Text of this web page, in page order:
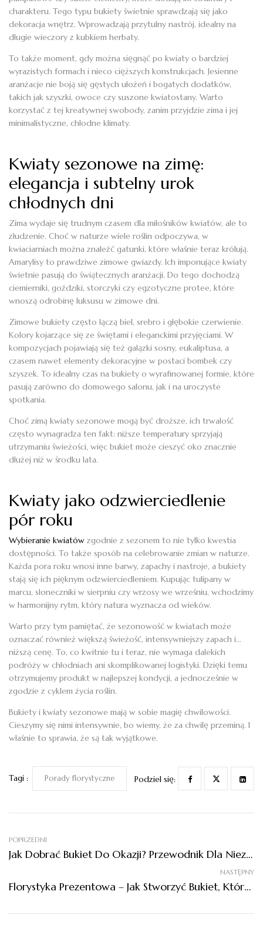
charakteru. Tego typu bukiety świetnie sprawdzają się jako
dekoracja wnętrz. Wprowadzają przytulny nastrój, idealny na
długie wieczory z kubkiem herbaty.
To także moment, gdy można sięgnąć po kwiaty o bardziej
wyrazistych formach i nieco cięższych konstrukcjach. Jesienne
aranżacje nie boją się gęstych ułożeń i bogatych dodatków,
takich jak szyszki, owoce czy suszone kwiatostany. Warto
korzystać z tej kreatywnej swobody, zanim przyjdzie zima i jej
minimalistyczne, chłodne klimaty.
Kwiaty sezonowe na zimę:
elegancja i subtelny urok
chłodnych dni
Zima wydaje się trudnym czasem dla miłośników kwiatów, ale to
złudzenie. Choć w naturze wiele roślin odpoczywa, w
kwiaciarniach można znaleźć gatunki, które właśnie teraz królują.
Amarylisy to prawdziwe zimowe gwiazdy. Ich imponujące kwiaty
świetnie pasują do świątecznych aranżacji. Do tego dochodzą
ciemierniki, goździki, storczyki czy egzotyczne protee, które
wnoszą odrobinę luksusu w zimowe dni.
Zimowe bukiety często łączą biel, srebro i głębokie czerwienie.
Kolory kojarzące się ze świętami i eleganckimi przyjęciami. W
kompozycjach pojawiają się też gałązki sosny, eukaliptusa, a
czasem nawet elementy dekoracyjne w postaci bombek czy
szyszek. To idealny czas na bukiety o wyrafinowanej formie, które
pasują zarówno do domowego salonu, jak i na uroczyste
spotkania.
Choć zimą kwiaty sezonowe mogą być droższe, ich trwałość
często wynagradza ten fakt: niższe temperatury sprzyjają
utrzymaniu świeżości, więc bukiet może cieszyć oko znacznie
dłużej niż w środku lata.
Kwiaty jako odzwierciedlenie
pór roku
Wybieranie kwiatów zgodnie z sezonem to nie tylko kwestia
dostępności. To także sposób na celebrowanie zmian w naturze.
Każda pora roku wnosi inne barwy, zapachy i nastroje, a bukiety
stają się ich pięknym odzwierciedleniem. Kupując tulipany w
marcu, słoneczniki w sierpniu czy wrzosy we wrześniu, wchodzimy
w harmonijny rytm, który natura wyznacza od wieków.
Warto przy tym pamiętać, że sezonowość w kwiatach może
oznaczać również większą świeżość, intensywniejszy zapach i…
niższą cenę. To, co kwitnie tu i teraz, nie wymaga dalekich
podróży w chłodniach ani skomplikowanej logistyki. Dzięki temu
otrzymujemy produkt w najlepszej kondycji, a jednocześnie w
zgodzie z cyklem życia roślin.
Bukiety i kwiaty sezonowe mają w sobie magię chwilowości.
Cieszymy się nimi intensywnie, bo wiemy, że za chwilę przeminą. I
właśnie to sprawia, że są tak wyjątkowe.
Tagi : Porady florystyczne Podziel się:
POPRZEDNI
Jak Dobrać Bukiet Do Okazji? Przewodnik Dla Niezdecydowanych
NASTĘPNY
Florystyka Prezentowa – Jak Stworzyć Bukiet, Który Zachwyca Nie Tylko Kwiatami?